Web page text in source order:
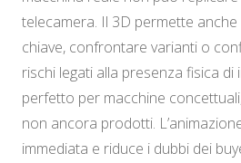
telecamera. Il 3D permette
chiave, confrontare varianti o
rischi legati alla presenza fisica di
perfetto per macchine
non ancora prodotti.
immediata e riduce i dubbi dei